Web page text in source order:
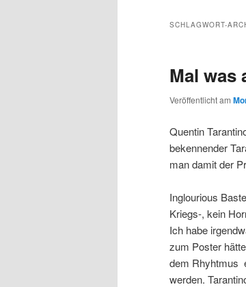
wechseln
SCHLAGWORT-
Mal was
Veröffentlicht am
Quentin
bekennender
man damit der
Inglourious
Kriegs-, kein
Ich habe
zum Poster
dem Rhyhtmus
werden.